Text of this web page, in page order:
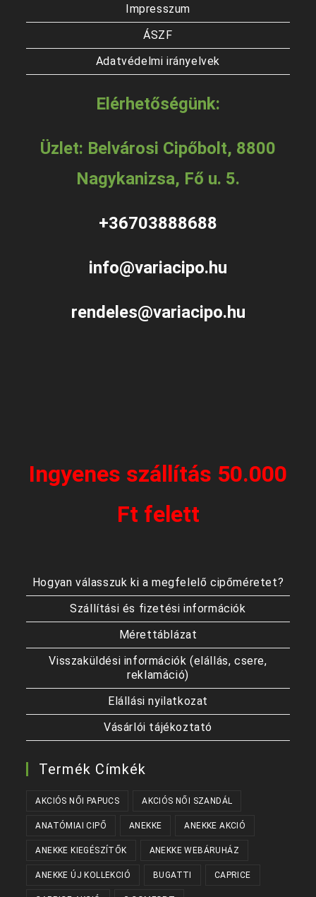
Impresszum
ÁSZF
Adatvédelmi irányelvek
Elérhetőségünk:
Üzlet: Belvárosi Cipőbolt, 8800
Nagykanizsa, Fő u. 5.
+36703888688
info@variacipo.hu
rendeles@variacipo.hu
Ingyenes szállítás 50.000
Ft felett
Hogyan válasszuk ki a megfelelő cipőméretet?
Szállítási és fizetési információk
Mérettáblázat
Visszaküldési információk (elállás, csere,
reklamáció)
Elállási nyilatkozat
Vásárlói tájékoztató
Termék Címkék
AKCIÓS NŐI PAPUCS AKCIÓS NŐI SZANDÁL
ANATÓMIAI CIPŐ ANEKKE ANEKKE AKCIÓ
ANEKKE KIEGÉSZÍTŐK ANEKKE WEBÁRUHÁZ
ANEKKE ÚJ KOLLEKCIÓ BUGATTI CAPRICE